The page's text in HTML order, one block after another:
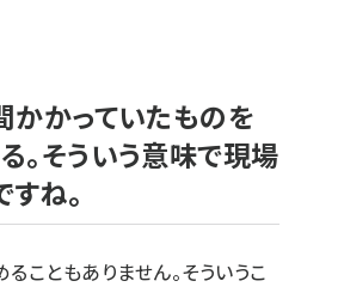
かかっていたものを
。そういう意味で現場
ね。
こともありません。そういうこ